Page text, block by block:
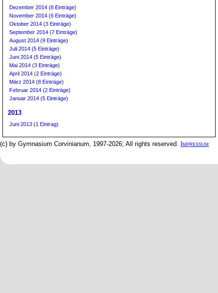
Dezember 2014 (8 Einträge)
November 2014 (6 Einträge)
Oktober 2014 (3 Einträge)
September 2014 (7 Einträge)
August 2014 (9 Einträge)
Juli 2014 (5 Einträge)
Juni 2014 (5 Einträge)
Mai 2014 (3 Einträge)
April 2014 (2 Einträge)
März 2014 (8 Einträge)
Februar 2014 (2 Einträge)
Januar 2014 (5 Einträge)
2013
Juni 2013 (1 Eintrag)
(c) by Gymnasium Corvinianum, 1997-2026; All rights reserved. Impressum